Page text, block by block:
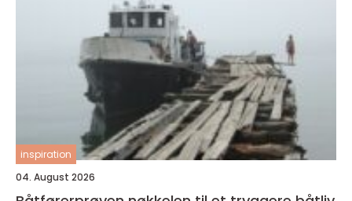
inspiration
04. August 2026